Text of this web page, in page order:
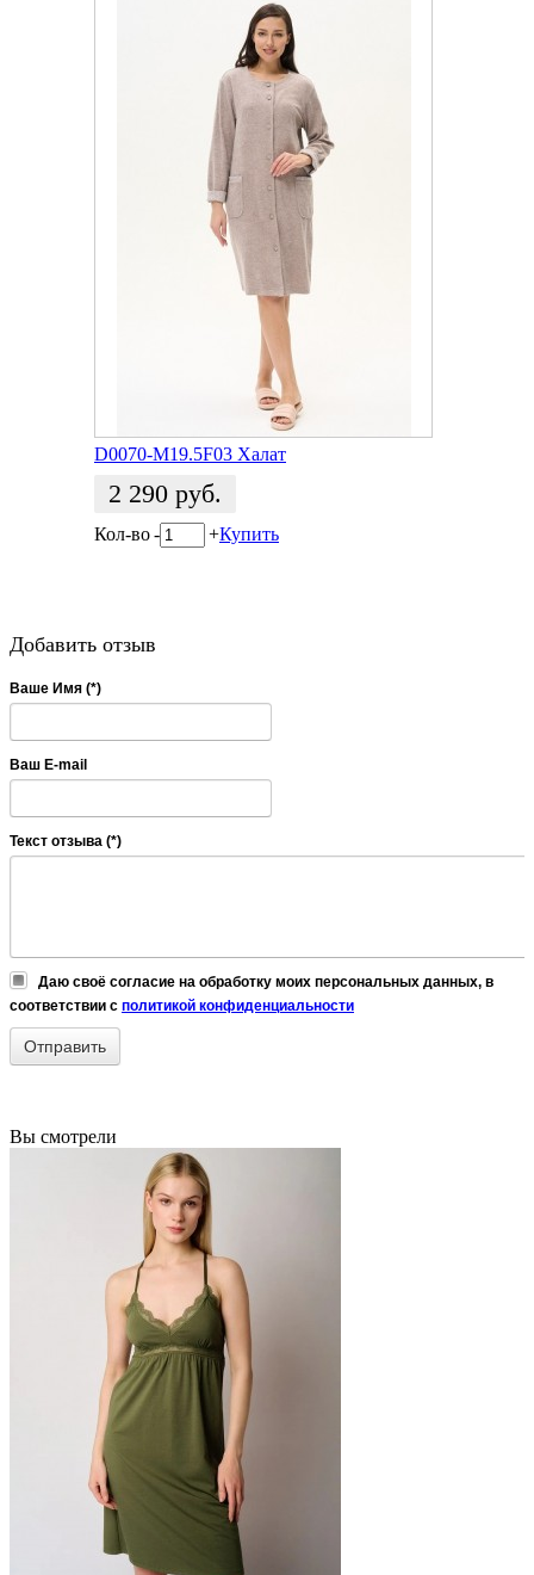
D0070-M19.5F03 Халат
2 290 руб.
Кол-во- +Купить
Добавить отзыв
Ваше Имя (*)
Ваш E-mail
Текст отзыва (*)
Даю своё согласие на обработку моих персональных данных, в
соответствии с политикой конфиденциальности
Вы смотрели